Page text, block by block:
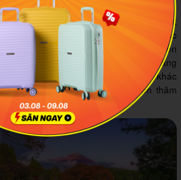
nghĩa là "sợi chỉ trắng" trong tiếng Nhật,
tham quan nổi bật ở Karuizawa. Thác
nước trong vắt chảy qua những phiến
cảnh huyền ảo. Với chiều rộng khoảng
3m, thác Shiraito mang lại vẻ đẹp khác
trong năm, làm cho mỗi chuyến thăm
độc đáo và khó quên.